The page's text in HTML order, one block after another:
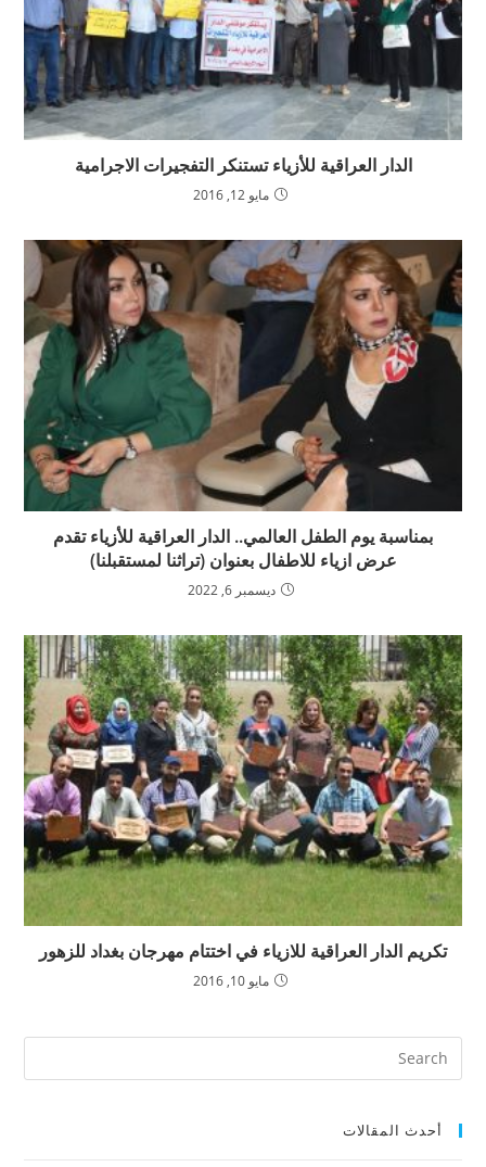
الدار العراقية للأزياء تستنكر التفجيرات الاجرامية
مايو 12, 2016
بمناسبة يوم الطفل العالمي.. الدار العراقية للأزياء تقدم
عرض ازياء للاطفال بعنوان (تراثنا لمستقبلنا)
ديسمبر 6, 2022
تكريم الدار العراقية للازياء في اختتام مهرجان بغداد للزهور
مايو 10, 2016
أحدث المقالات